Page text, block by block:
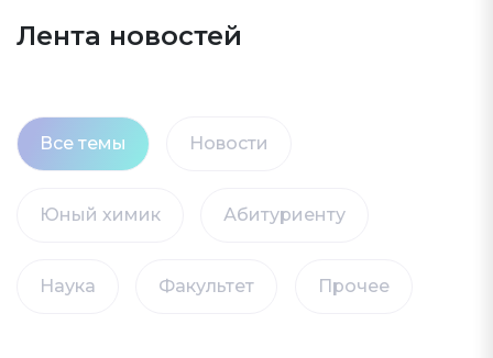
Лента новостей
Все темы Новости
Юный химик Абитуриенту
Наука Факультет Прочее